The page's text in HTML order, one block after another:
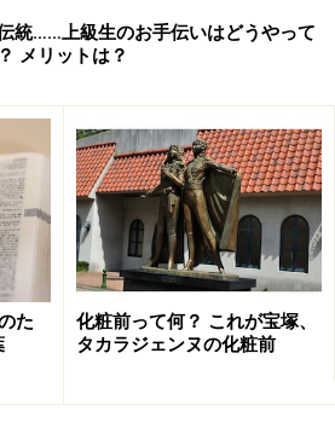
統……上級生のお手伝いはどうやって
メリットは？
た
化粧前って何？ これが宝塚、
タカラジェンヌの化粧前